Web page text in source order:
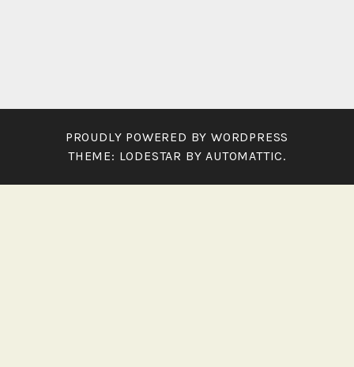
PROUDLY POWERED BY WORDPRESS
THEME: LODESTAR BY AUTOMATTIC.